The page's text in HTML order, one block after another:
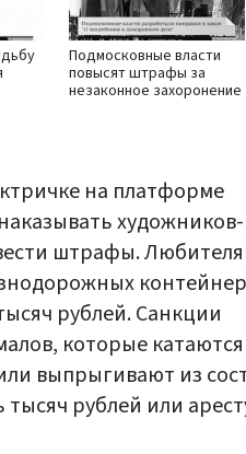
Подмосковные власти
повысят штрафы за
незаконное захоронение
на платформе
художников-
штрафы.
рублей. Санкции
которые
выпрыгивают из
рублей или